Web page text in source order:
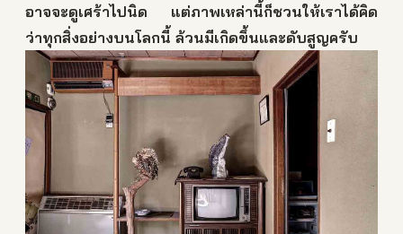
อาจจะดูเศร้าไปนิด แต่ภาพเหล่านี้ก็ชวนให้เราได้คิด
ว่าทุกสิ่งอย่างบนโลกนี้ ล้วนมีเกิดขึ้นและดับสูญครับ